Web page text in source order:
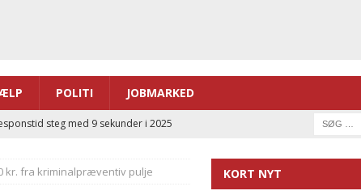
POLITI JOBMARKED
steg med 9 sekunder i 2025
kan sende 400.000 kørsler over
kr. fra kriminalpræventiv pulje KORT NYT